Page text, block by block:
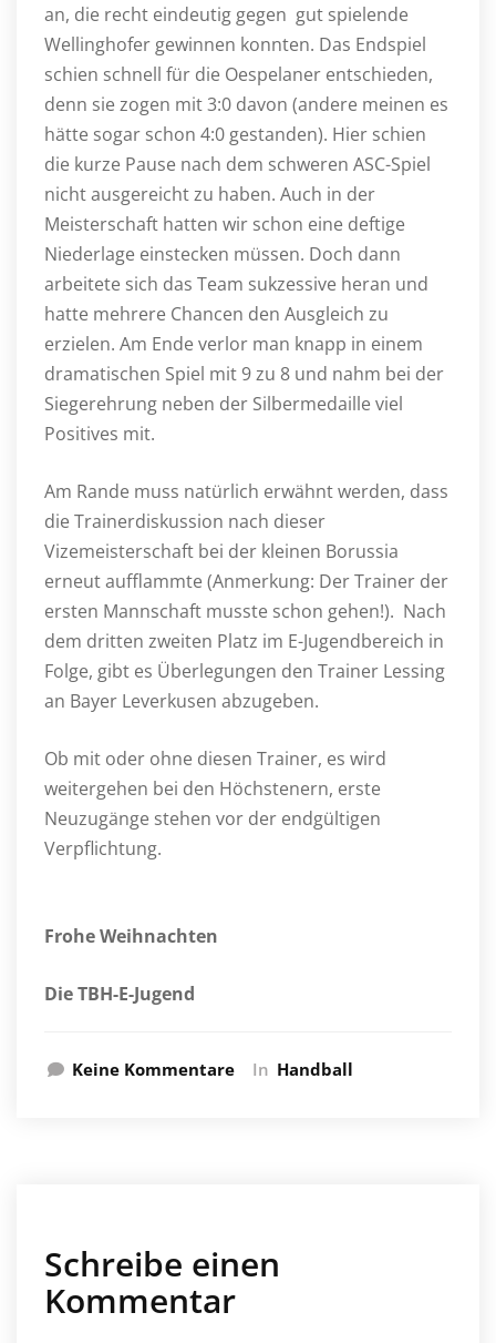
an, die recht eindeutig gegen gut spielende
Wellinghofer gewinnen konnten. Das Endspiel
schien schnell für die Oespelaner entschieden,
denn sie zogen mit 3:0 davon (andere meinen es
hätte sogar schon 4:0 gestanden). Hier schien
die kurze Pause nach dem schweren ASC-Spiel
nicht ausgereicht zu haben. Auch in der
Meisterschaft hatten wir schon eine deftige
Niederlage einstecken müssen. Doch dann
arbeitete sich das Team sukzessive heran und
hatte mehrere Chancen den Ausgleich zu
erzielen. Am Ende verlor man knapp in einem
dramatischen Spiel mit 9 zu 8 und nahm bei der
Siegerehrung neben der Silbermedaille viel
Positives mit.
Am Rande muss natürlich erwähnt werden, dass
die Trainerdiskussion nach dieser
Vizemeisterschaft bei der kleinen Borussia
erneut aufflammte (Anmerkung: Der Trainer der
ersten Mannschaft musste schon gehen!). Nach
dem dritten zweiten Platz im E-Jugendbereich in
Folge, gibt es Überlegungen den Trainer Lessing
an Bayer Leverkusen abzugeben.
Ob mit oder ohne diesen Trainer, es wird
weitergehen bei den Höchstenern, erste
Neuzugänge stehen vor der endgültigen
Verpflichtung.
Frohe Weihnachten
Die TBH-E-Jugend
Keine Kommentare In Handball
Schreibe einen
Kommentar